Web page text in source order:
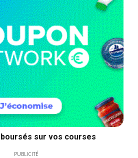
sur vos courses
PUBLICITÉ